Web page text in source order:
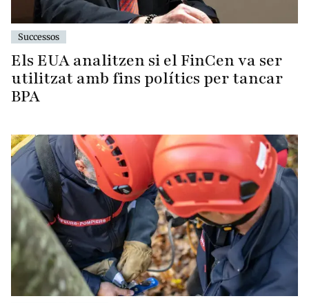
Successos
Els EUA analitzen si el FinCen va ser
utilitzat amb fins polítics per tancar
BPA